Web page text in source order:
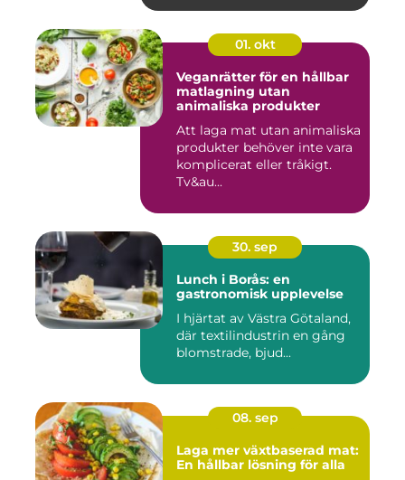
01. okt
Veganrätter för en hållbar
matlagning utan
animaliska produkter
Att laga mat utan animaliska
produkter behöver inte vara
komplicerat eller tråkigt.
Tv&au...
30. sep
Lunch i Borås: en
gastronomisk upplevelse
I hjärtat av Västra Götaland,
där textilindustrin en gång
blomstrade, bjud...
08. sep
Laga mer växtbaserad mat:
En hållbar lösning för alla